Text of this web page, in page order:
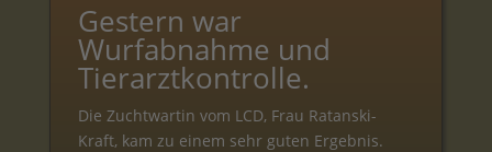
Gestern war
Wurfabnahme und
Tierarztkontrolle.
Die Zuchtwartin vom LCD, Frau Ratanski-
Kraft, kam zu einem sehr guten Ergebnis.